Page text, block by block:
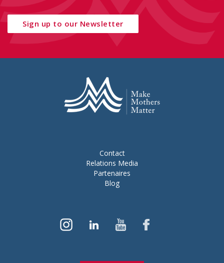
Sign up to our Newsletter
Contact
Relations Media
Partenaires
Blog